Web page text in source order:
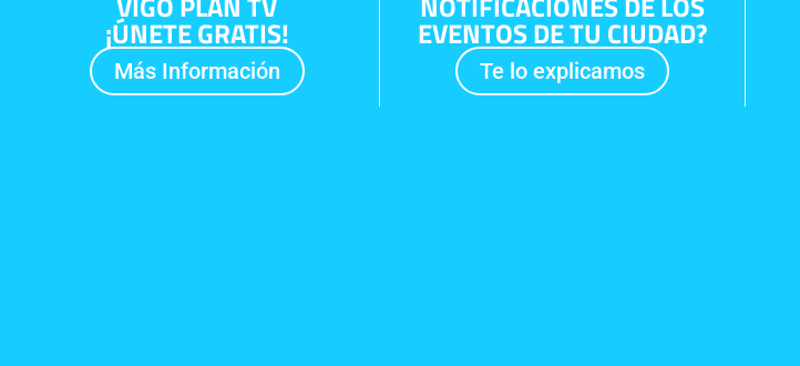
¡ÚNETE GRATIS!
Más Información
EVENTOS DE TU CIUDAD?
Te lo explicamos